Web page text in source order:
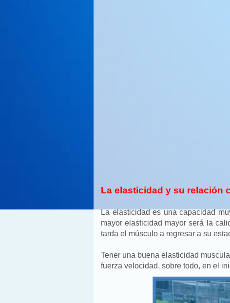
La elasticidad y su relación
La elasticidad es una capacidad
mayor elasticidad mayor será la
tarda el músculo a regresar a su
Tener una buena elasticidad
fuerza velocidad, sobre todo, en el